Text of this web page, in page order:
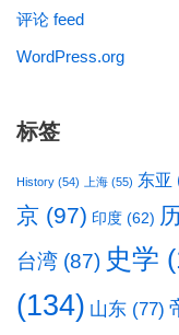
评论 feed
WordPress.org
标签
History (54) 上海 (55) 东亚
京 (97) 印度 (62)
台湾 (87) 史学
(134) 山东 (77)